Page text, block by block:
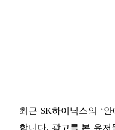
최근 SK하이닉스의 ‘안
합니다. 광고를 본 유저